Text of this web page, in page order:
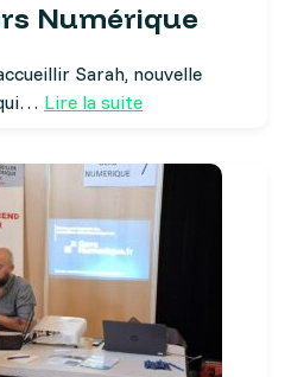
Numérique
Sarah, nouvelle
Lire la suite